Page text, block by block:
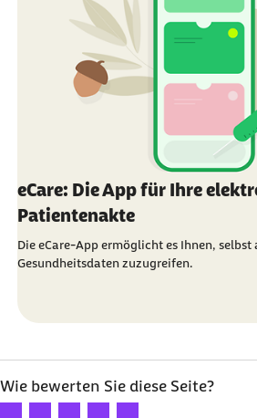
eCare: Die App für Ihre
Patientenakte
Die eCare-App ermöglicht es Ihnen, selbst
Gesundheitsdaten zuzugreifen.
Wie bewerten Sie diese Seite?
Ihre Bewertung: 1 Stern
Ihre Bewertung: 2 Sterne
Ihre Bewertung: 3 Sterne
Ihre Bewertung: 4 Sterne
Ihre Bewertung: 5